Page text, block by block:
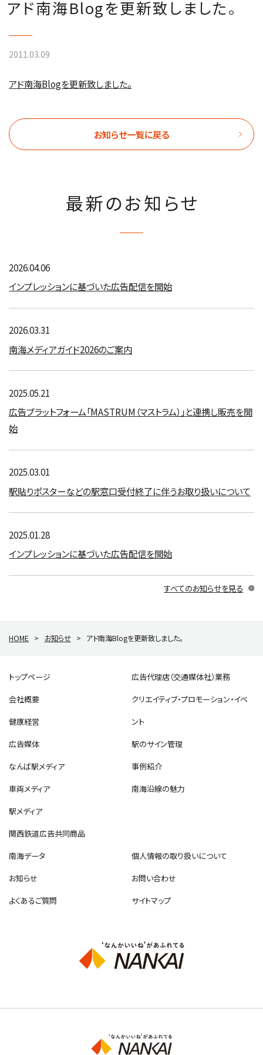
アド南海Blogを更新致しました。
2011.03.09
アド南海Blogを更新致しました。
お知らせ一覧に戻る
最新のお知らせ
2026.04.06
インプレッションに基づいた広告配信を開始
2026.03.31
南海メディアガイド2026のご案内
2025.05.21
広告プラットフォーム「MASTRUM（マストラム）」と連携し販売を開
始
2025.03.01
駅貼りポスターなどの駅窓口受付終了に伴うお取り扱いについて
2025.01.28
インプレッションに基づいた広告配信を開始
すべてのお知らせを見る
HOME > お知らせ > アド南海Blogを更新致しました。
トップページ
会社概要
健康経営
広告媒体
なんば駅メディア
車両メディア
駅メディア
関西鉄道広告共同商品
広告代理店（交通媒体社）業務
クリエイティブ・プロモーション・イベ
ント
駅のサイン管理
事例紹介
南海沿線の魅力
南海データ
個人情報の取り扱いについて
お知らせ
お問い合わせ
よくあるご質問
サイトマップ